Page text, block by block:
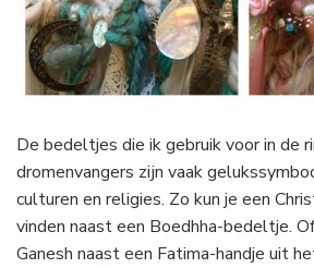
De bedeltjes die ik gebruik voor in de
dromenvangers zijn vaak
culturen en religies. Zo kun je een
vinden naast een Boedhha-bedeltje.
Ganesh naast een Fatima-handje uit